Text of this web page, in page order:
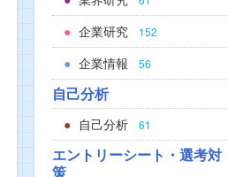
企業研究 152
企業情報 56
自己分析
自己分析 61
エントリーシート・選考対
策